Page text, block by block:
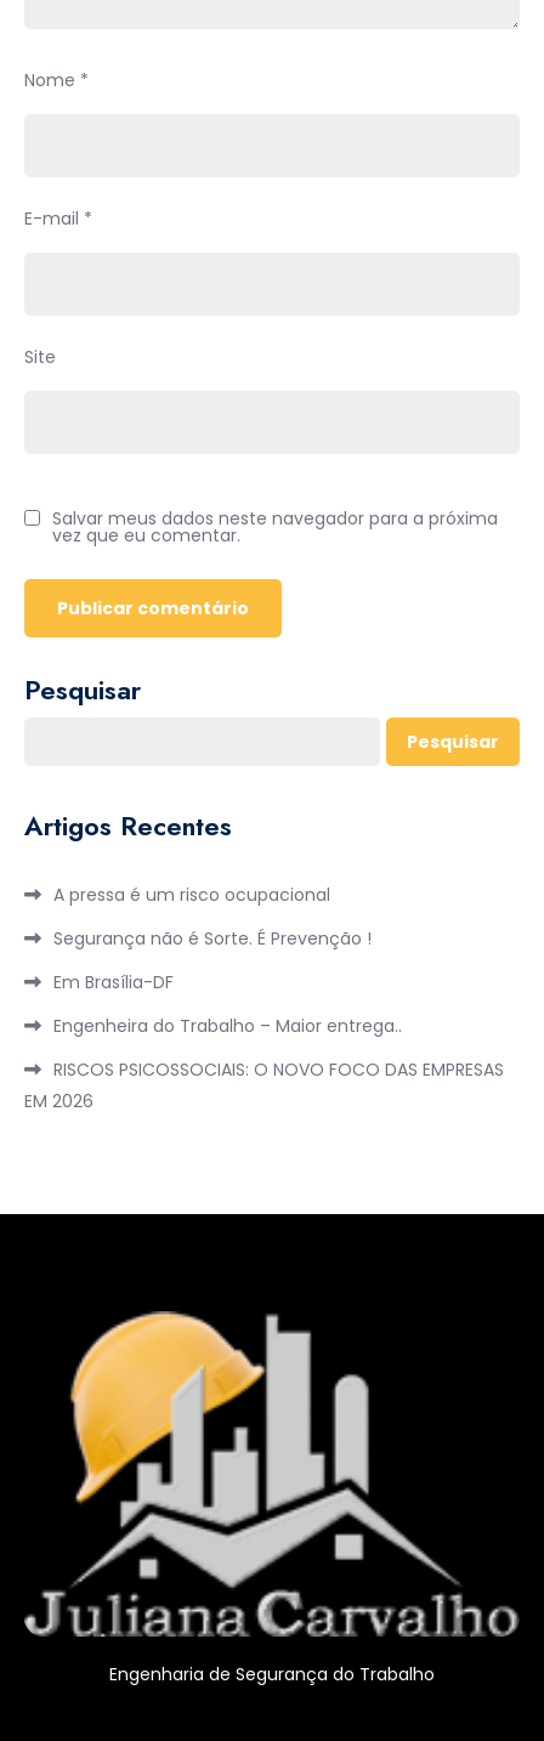
Nome *
E-mail *
Site
Salvar meus dados neste navegador para a próxima
vez que eu comentar.
Pesquisar
Pesquisar
Artigos Recentes
A pressa é um risco ocupacional
Segurança não é Sorte. É Prevenção !
Em Brasília-DF
Engenheira do Trabalho – Maior entrega..
RISCOS PSICOSSOCIAIS: O NOVO FOCO DAS EMPRESAS
EM 2026
Engenharia de Segurança do Trabalho